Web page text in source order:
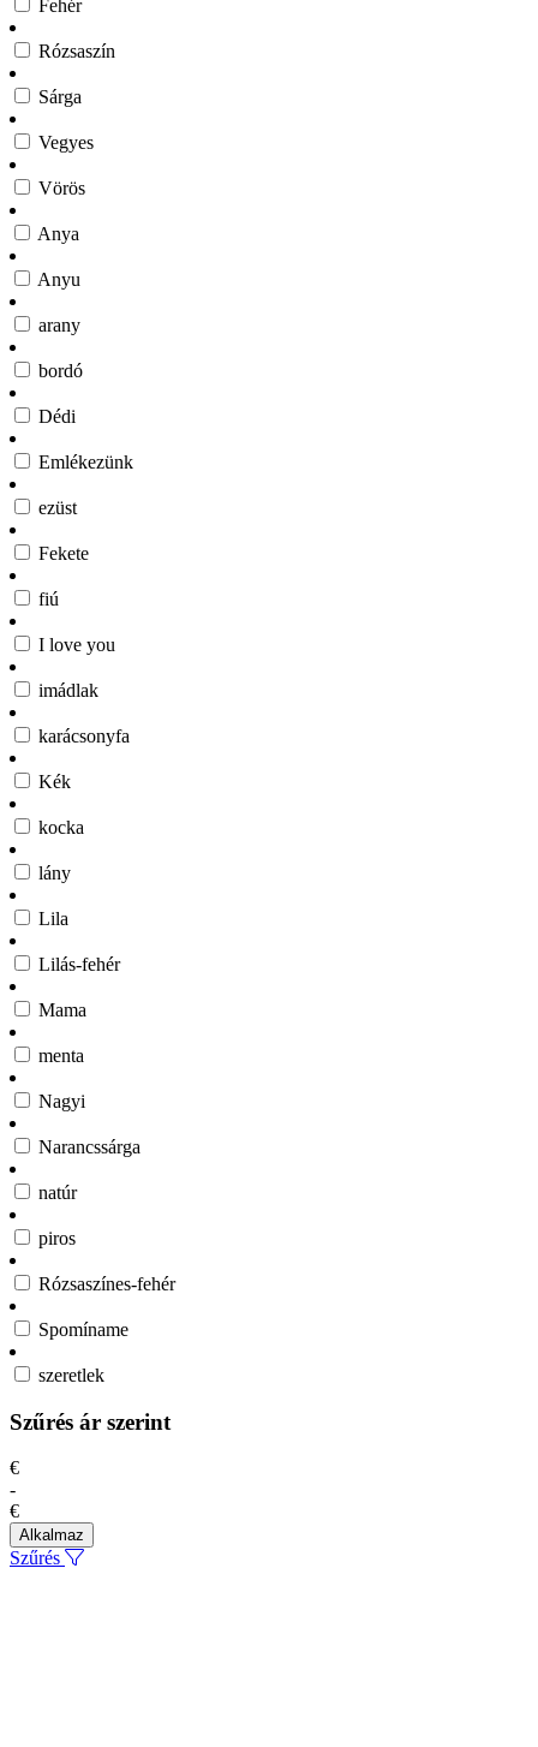
Fehér
Rózsaszín
Sárga
Vegyes
Vörös
Anya
Anyu
arany
bordó
Dédi
Emlékezünk
ezüst
Fekete
fiú
I love you
imádlak
karácsonyfa
Kék
kocka
lány
Lila
Lilás-fehér
Mama
menta
Nagyi
Narancssárga
natúr
piros
Rózsaszínes-fehér
Spomíname
szeretlek
Szűrés ár szerint
€
-
€
Alkalmaz
Szűrés